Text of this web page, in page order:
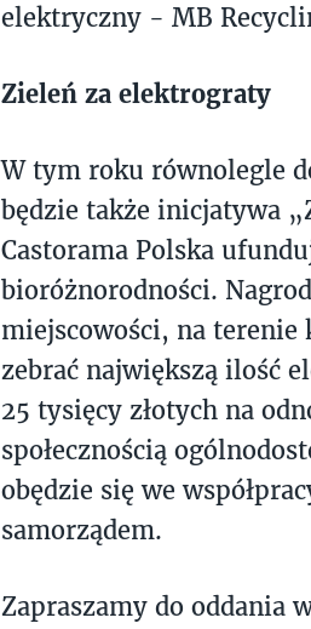
elektryczny - MB
Zieleń za elektrograty
W tym roku równolegle
będzie także inicjatywa
Castorama Polska
bioróżnorodności.
miejscowości, na
zebrać największą ilość
25 tysięcy złotych na
społecznością
obędzie się we
samorządem.
Zapraszamy do oddania